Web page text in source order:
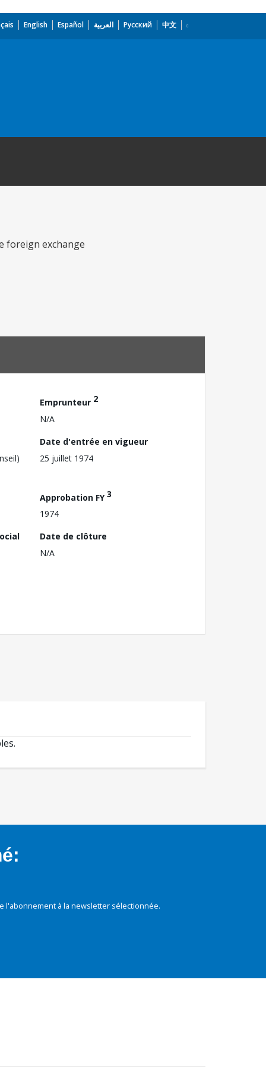
English Español العربية Русский 中文
foreign exchange
Emprunteur 2
N/A
Date d'entrée en vigueur
25 juillet 1974
Approbation FY3
1974
Date de clôture
N/A
à la newsletter sélectionnée.